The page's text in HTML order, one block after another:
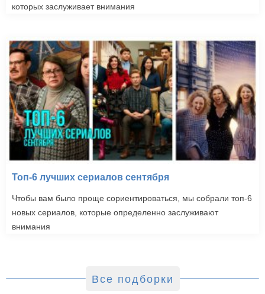
которых заслуживает внимания
Топ-6 лучших сериалов сентября
Чтобы вам было проще сориентироваться, мы собрали топ-6
новых сериалов, которые определенно заслуживают
внимания
Все подборки